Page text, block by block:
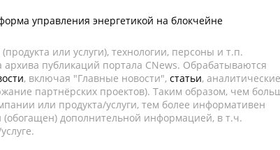
управления энергетикой на блокчейне
или услуги), технологии, персоны и т.п.
архива публикаций портала CNews. Обрабатываются
, включая "Главные новости", статьи, аналитические
партнёрских проектов). Таким образом, чем
или продукта/услуги, тем более информативен
дополнительной информацией, в т.ч.